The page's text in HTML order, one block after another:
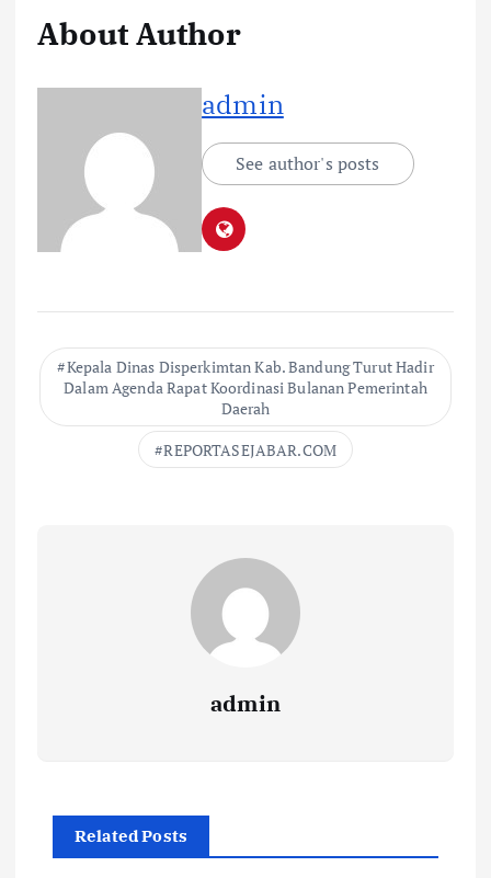
About Author
admin
See author's posts
Kepala Dinas Disperkimtan Kab. Bandung Turut Hadir
Dalam Agenda Rapat Koordinasi Bulanan Pemerintah
Daerah
REPORTASEJABAR.COM
admin
Related Posts